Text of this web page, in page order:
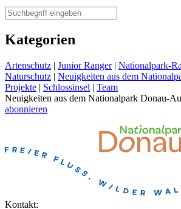
Kategorien
Artenschutz | Junior Ranger | Nationalpark-
Naturschutz | Neuigkeiten aus dem
Projekte | Schlossinsel | Team
Neuigkeiten aus dem Nationalpark Donau-
abonnieren
Kontakt: